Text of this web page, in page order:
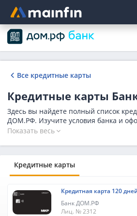
Главное меню
Все кредитные карты
Кредитные карты
Здесь вы найдете полный список
ДОМ.РФ. Изучите условия банка и
кредитную карту с выгодной
предложений в Банке ДОМ.РФ на
Показать весь
Кредитные карты
Кредитная карта 120
Банк ДОМ.РФ
Лиц. № 2312